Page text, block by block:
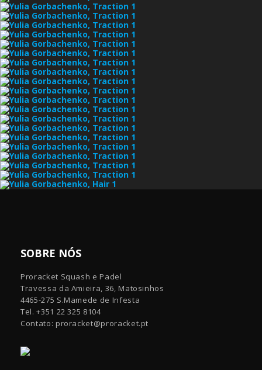
SOBRE NÓS
Proracket Squash e Padel
Travessa da Amieira, 36, Matosinhos
4465-275 S.Mamede de Infesta
Tel. +351 22 325 8104
Contato: proracket@proracket.pt